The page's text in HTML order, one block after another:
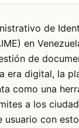
de
en
de
era digital, la
como una
a los
usuario con